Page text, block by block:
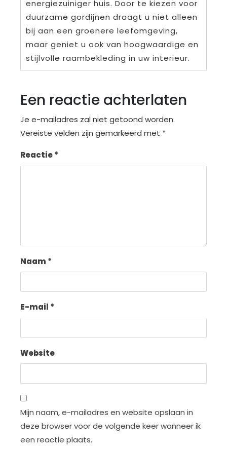
energiezuiniger huis. Door te kiezen voor
duurzame gordijnen draagt u niet alleen
bij aan een groenere leefomgeving,
maar geniet u ook van hoogwaardige en
stijlvolle raambekleding in uw interieur.
Een reactie achterlaten
Je e-mailadres zal niet getoond worden.
Vereiste velden zijn gemarkeerd met *
Reactie*
Naam *
E-mail *
Website
Mijn naam, e-mailadres en website opslaan in
deze browser voor de volgende keer wanneer ik
een reactie plaats.